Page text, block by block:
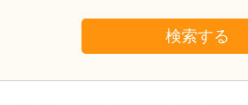
検索する